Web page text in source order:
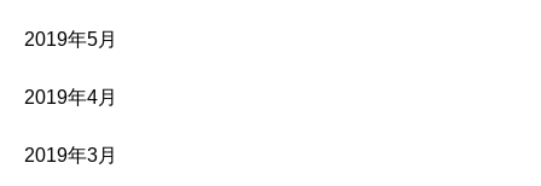
2019年5月
2019年4月
2019年3月